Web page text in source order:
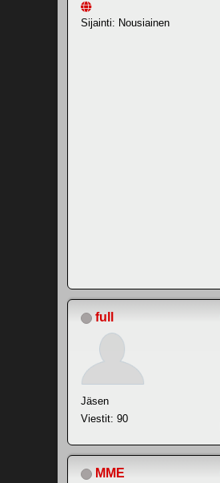
Sijainti: Nousiainen
full
Jäsen
Viestit: 90
MME